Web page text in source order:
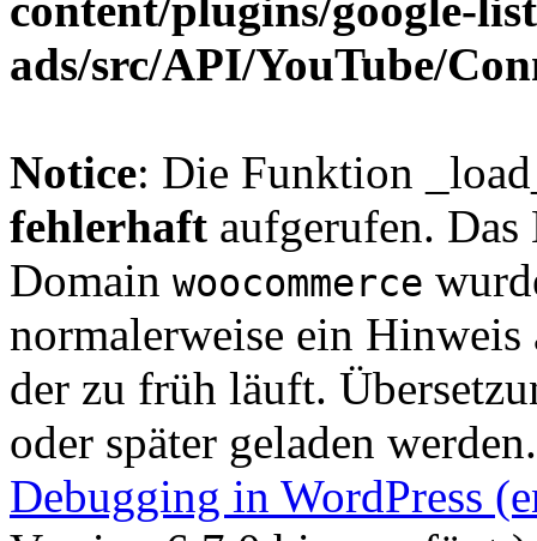
ads/src/API/YouTube/
Notice: Die Funktion
fehlerhaft aufgerufen.
Domain woocommerce
normalerweise ein
der zu früh läuft.
oder später geladen
Debugging in WordPress